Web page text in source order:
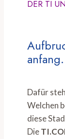
DER TI
Dafür
Welchen
diese
Die